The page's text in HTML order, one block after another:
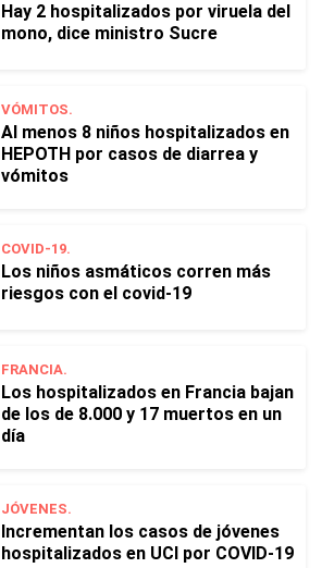
Hay 2 hospitalizados por viruela del
mono, dice ministro Sucre
VÓMITOS.
Al menos 8 niños hospitalizados en
HEPOTH por casos de diarrea y
vómitos
COVID-19.
Los niños asmáticos corren más
riesgos con el covid-19
FRANCIA.
Los hospitalizados en Francia bajan
de los de 8.000 y 17 muertos en un
día
JÓVENES.
Incrementan los casos de jóvenes
hospitalizados en UCI por COVID-19